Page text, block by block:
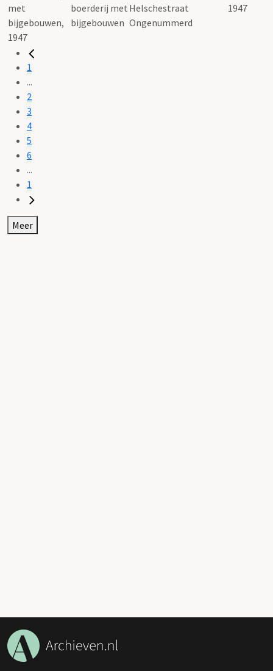
boerderij met
bijgebouwen
Helschestraat
Ongenummerd
1947
1
...
2
3
4
5
6
...
1
Meer